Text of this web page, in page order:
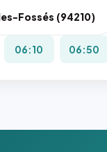
Fossés (94210)
06:10 06:50